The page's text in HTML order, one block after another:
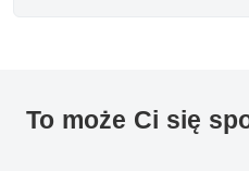
To może Ci się